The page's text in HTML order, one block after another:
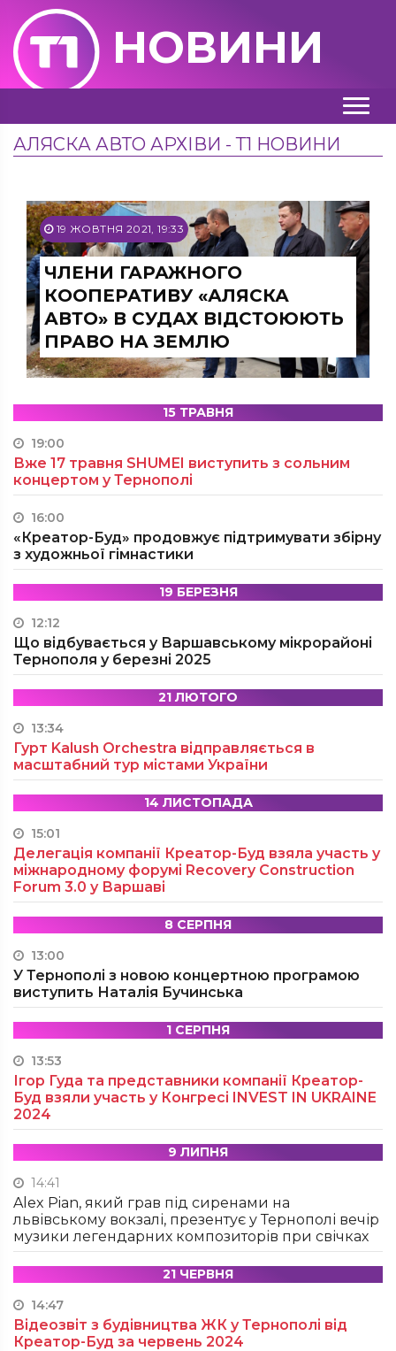
НОВИНИ
АЛЯСКА АВТО АРХІВИ - Т1 НОВИНИ
19 ЖОВТНЯ 2021, 19:33
ЧЛЕНИ ГАРАЖНОГО
КООПЕРАТИВУ «АЛЯСКА
АВТО» В СУДАХ ВІДСТОЮЮТЬ
ПРАВО НА ЗЕМЛЮ
15 ТРАВНЯ
19:00
Вже 17 травня SHUMEI виступить з сольним
концертом у Тернополі
16:00
«Креатор-Буд» продовжує підтримувати збірну
з художньої гімнастики
19 БЕРЕЗНЯ
12:12
Що відбувається у Варшавському мікрорайоні
Тернополя у березні 2025
21 ЛЮТОГО
13:34
Гурт Kalush Orchestra відправляється в
масштабний тур містами України
14 ЛИСТОПАДА
15:01
Делегація компанії Креатор-Буд взяла участь у
міжнародному форумі Recovery Construction
Forum 3.0 у Варшаві
8 СЕРПНЯ
13:00
У Тернополі з новою концертною програмою
виступить Наталія Бучинська
1 СЕРПНЯ
13:53
Ігор Гуда та представники компанії Креатор-
Буд взяли участь у Конгресі INVEST IN UKRAINE
2024
9 ЛИПНЯ
14:41
Alex Pian, який грав під сиренами на
львівському вокзалі, презентує у Тернополі вечір
музики легендарних композиторів при свічках
21 ЧЕРВНЯ
14:47
Відеозвіт з будівництва ЖК у Тернополі від
Креатор-Буд за червень 2024